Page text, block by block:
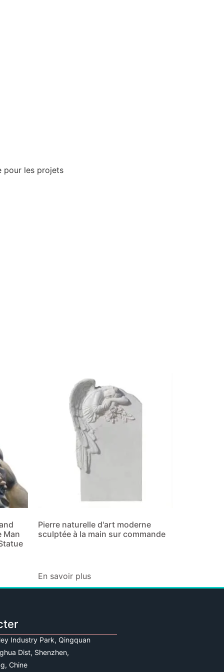
pour les projets
Man
Pierre naturelle d'art moderne
sculptée à la main sur commande
En savoir plus
Industry Park, Qingquan
Dist, Shenzhen,
Chine